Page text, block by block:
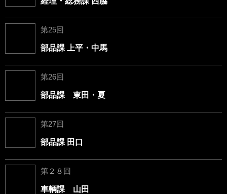
第25回
部品課 上平・中馬
第26回
部品課 東田・夏
第27回
部品課 田口
第２８回
車輌課 山田